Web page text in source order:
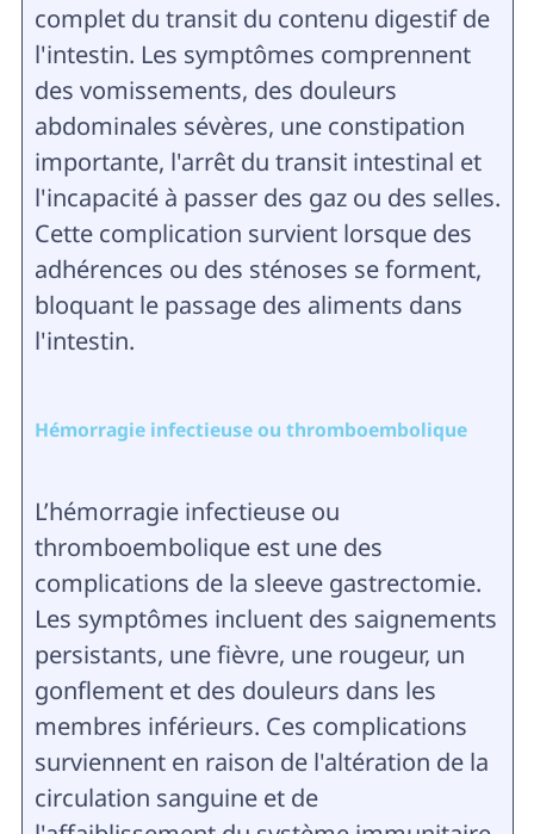
complet du transit du contenu digestif de
l'intestin. Les symptômes comprennent
des vomissements, des douleurs
abdominales sévères, une constipation
importante, l'arrêt du transit intestinal et
l'incapacité à passer des gaz ou des selles.
Cette complication survient lorsque des
adhérences ou des sténoses se forment,
bloquant le passage des aliments dans
l'intestin.
Hémorragie infectieuse ou thromboembolique
L’hémorragie infectieuse ou
thromboembolique est une des
complications de la sleeve gastrectomie.
Les symptômes incluent des saignements
persistants, une fièvre, une rougeur, un
gonflement et des douleurs dans les
membres inférieurs. Ces complications
surviennent en raison de l'altération de la
circulation sanguine et de